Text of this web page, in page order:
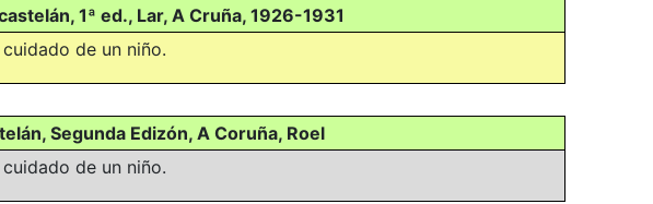
1ª ed., Lar, A Cruña, 1926-1931
de un niño.
Segunda Edizón, A Coruña, Roel
de un niño.